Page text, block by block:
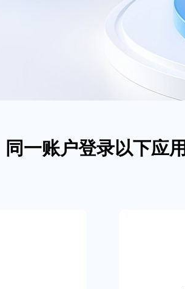
同一账户登录以下应用